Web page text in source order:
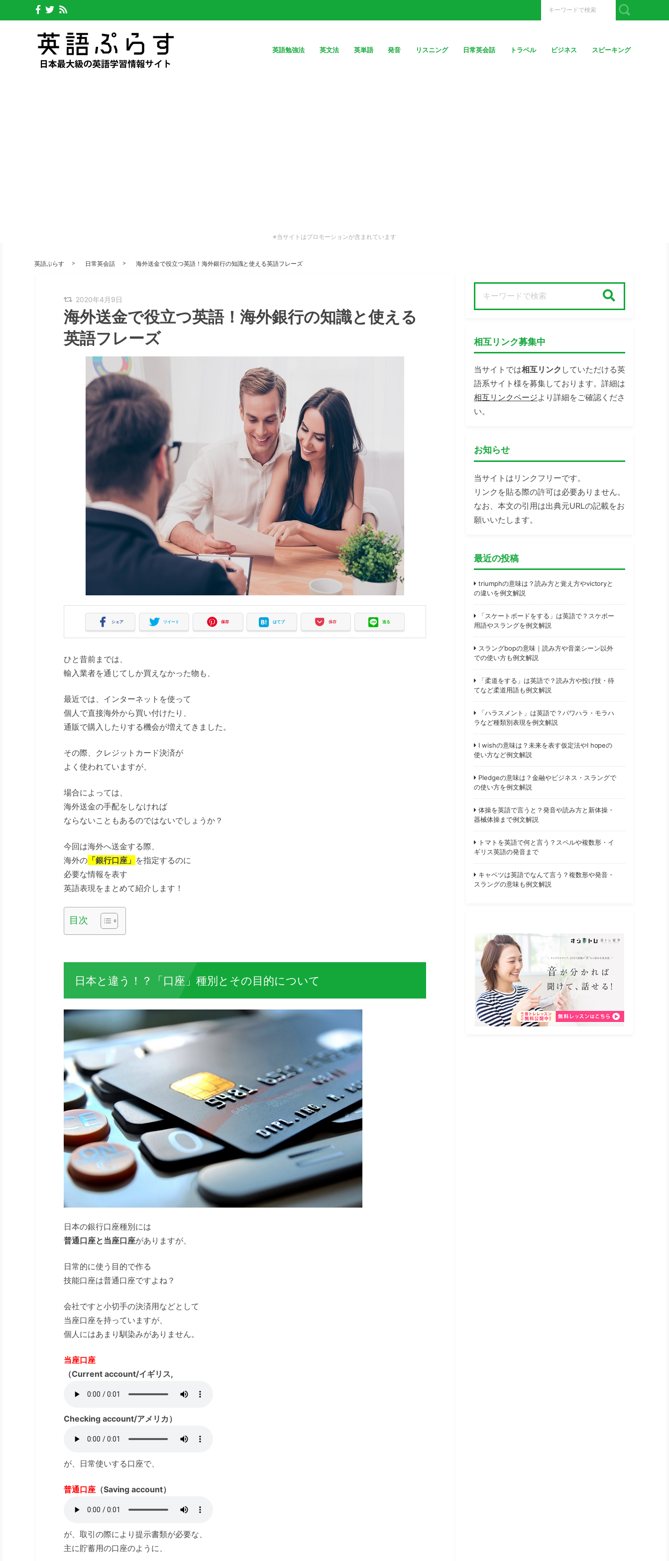
英語勉強法 英文法 英単語 発音 リスニング 日常英会話 トラベル ビジネス スピーキング
※当サイトはプロモーションが含まれています
英語ぷらす 日常英会話 海外送金で役立つ英語！海外銀行の知識と使える英語フレーズ
2020年4月9日
海外送金で役立つ英語！海外銀行の知識と使える
英語フレーズ
シェア ツイート 保存 はてブ 保存 送る
ひと昔前までは、
輸入業者を通じてしか買えなかった物も、
最近では、インターネットを使って
個人で直接海外から買い付けたり、
通販で購入したりする機会が増えてきました。
その際、クレジットカード決済が
よく使われていますが、
場合によっては、
海外送金の手配をしなければ
ならないこともあるのではないでしょうか？
今回は海外へ送金する際、
海外の「銀行口座」 を指定するのに
必要な情報を表す
英語表現をまとめて紹介します！
目次
日本と違う！？「口座」種別とその目的について
日本の銀行口座種別には
普通口座と当座口座がありますが、
日常的に使う目的で作る
技能口座は普通口座ですよね？
会社ですと小切手の決済用などとして
当座口座を持っていますが、
個人にはあまり馴染みがありません。
当座口座
（Current account/イギリス,
Checking account/アメリカ）
が、日常使いする口座で、
普通口座（Saving account）
が、取引の際により提示書類が必要な、
主に貯蓄用の口座のように、
相互リンク募集中
当サイトでは相互リンク していただける英
語系サイト様を募集しております。詳細は
相互リンクページより詳細をご確認くださ
い。
お知らせ
当サイトはリンクフリーです。
リンクを貼る際の許可は必要ありません。
なお、本文の引用は出典元URLの記載をお
願いいたします。
最近の投稿
triumphの意味は？読み方と覚え方やvictoryと
の違いを例文解説
「スケートボードをする」は英語で？スケボー
用語やスラングを例文解説
スラングbopの意味｜読み方や音楽シーン以外
での使い方も例文解説
「柔道をする」は英語で？読み方や投げ技・待
てなど柔道用語も例文解説
「ハラスメント」は英語で？パワハラ・モラハ
ラなど種類別表現を例文解説
I wishの意味は？未来を表す仮定法やI hopeの
使い方など例文解説
Pledgeの意味は？金融やビジネス・スラングで
の使い方を例文解説
体操を英語で言うと？発音や読み方と新体操・
器械体操まで例文解説
トマトを英語で何と言う？スペルや複数形・イ
ギリス英語の発音まで
キャベツは英語でなんて言う？複数形や発音・
スラングの意味も例文解説